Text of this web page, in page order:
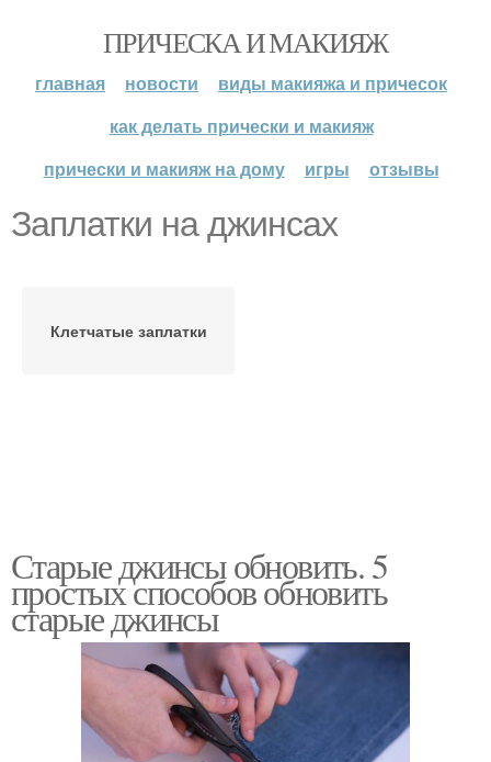
ПРИЧЕСКА И МАКИЯЖ
главная новости
виды макияжа и причесок
как делать прически и макияж
прически и макияж на дому
игры отзывы
Заплатки на джинсах
Клетчатые заплатки
Старые джинсы обновить. 5
простых способов обновить
старые джинсы